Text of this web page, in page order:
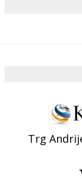
Trg